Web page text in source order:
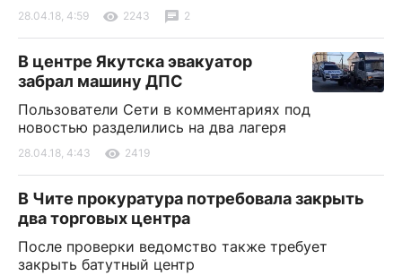
28.04.18, 4:59 2243 2
В центре Якутска эвакуатор
забрал машину ДПС
Пользователи Сети в комментариях под
новостью разделились на два лагеря
28.04.18, 4:43 2419
В Чите прокуратура потребовала закрыть
два торговых центра
После проверки ведомство также требует
закрыть батутный центр